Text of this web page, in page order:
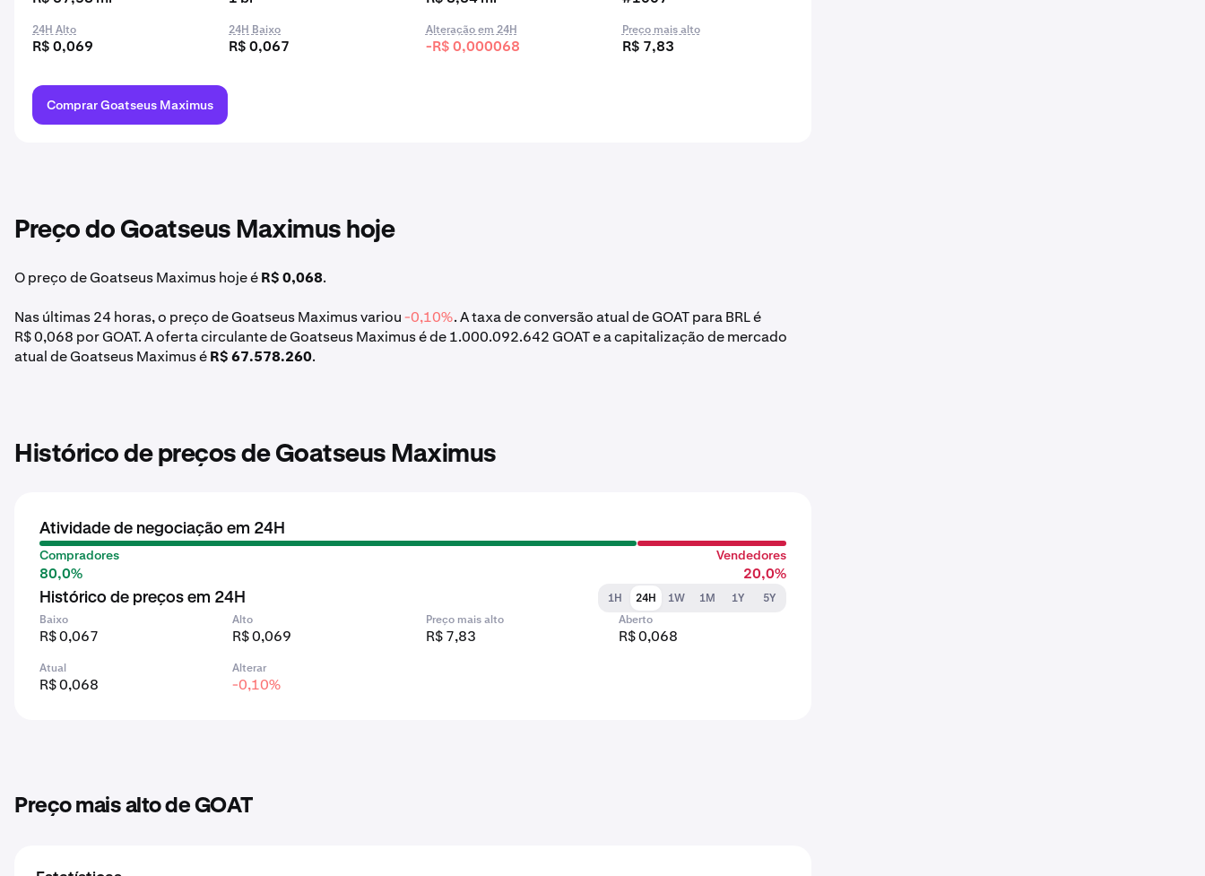
24H Alto
R$ 0,069
24H Baixo
R$ 0,067
Alteração em 24H
-R$ 0,000068
Preço mais alto
R$ 7,83
Comprar Goatseus Maximus
Preço do Goatseus Maximus hoje
O preço de Goatseus Maximus hoje éR$ 0,068.
Nas últimas 24 horas, o preço de Goatseus Maximus variou-0,10%. A taxa de conversão atual de GOAT para BRL é
R$ 0,068 por GOAT. A oferta circulante de Goatseus Maximus é de 1.000.092.642 GOAT e a capitalização de mercado
atual de Goatseus Maximus éR$ 67.578.260.
Histórico de preços de Goatseus Maximus
Atividade de negociação em 24H
Compradores
80,0%
Vendedores
20,0%
Histórico de preços em 24H 1H 24H 1W 1M 1Y
5Y
Baixo
R$ 0,067
Alto
R$ 0,069
Preço mais alto
R$ 7,83
Aberto
R$ 0,068
Atual
R$ 0,068
Alterar
-0,10%
Preço mais alto de GOAT